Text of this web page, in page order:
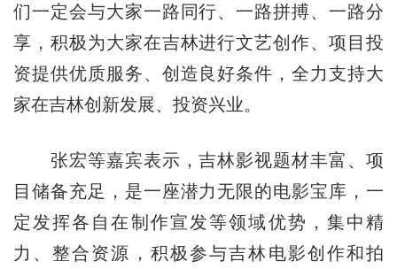
们一定会与大家一路同行、一路拼搏、一路分
享，积极为大家在吉林进行文艺创作、项目投
资提供优质服务、创造良好条件，全力支持大
家在吉林创新发展、投资兴业。
张宏等嘉宾表示，吉林影视题材丰富、项
目储备充足，是一座潜力无限的电影宝库，一
定发挥各自在制作宣发等领域优势，集中精
力、整合资源，积极参与吉林电影创作和拍